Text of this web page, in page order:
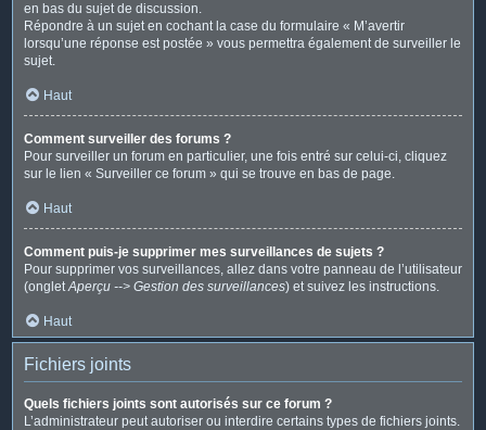
en bas du sujet de discussion.
Répondre à un sujet en cochant la case du formulaire « M’avertir
lorsqu’une réponse est postée » vous permettra également de surveiller le
sujet.
Haut
Comment surveiller des forums ?
Pour surveiller un forum en particulier, une fois entré sur celui-ci, cliquez
sur le lien « Surveiller ce forum » qui se trouve en bas de page.
Haut
Comment puis-je supprimer mes surveillances de sujets ?
Pour supprimer vos surveillances, allez dans votre panneau de l’utilisateur
(ongletAperçu --> Gestion des surveillances) et suivez les instructions.
Haut
Fichiers joints
Quels fichiers joints sont autorisés sur ce forum ?
L’administrateur peut autoriser ou interdire certains types de fichiers joints.